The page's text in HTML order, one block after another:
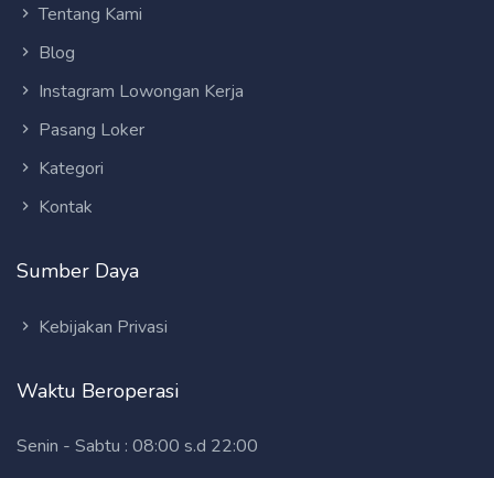
Tentang Kami
Blog
Instagram Lowongan Kerja
Pasang Loker
Kategori
Kontak
Sumber Daya
Kebijakan Privasi
Waktu Beroperasi
Senin - Sabtu : 08:00 s.d 22:00